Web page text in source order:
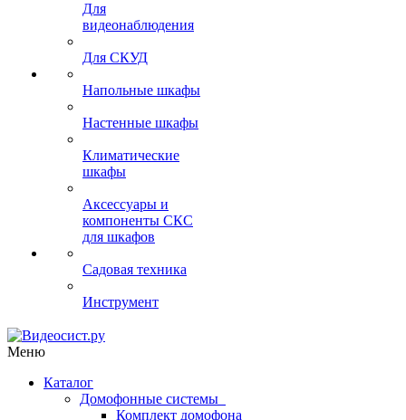
Для
видеонаблюдения
Для СКУД
Напольные шкафы
Настенные шкафы
Климатические
шкафы
Аксессуары и
компоненты СКС
для шкафов
Садовая техника
Инструмент
Меню
Каталог
Домофонные системы
Комплект домофона